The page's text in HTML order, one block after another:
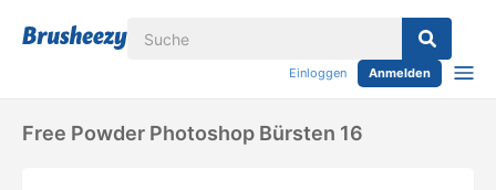
Einloggen Anmelden
Free Powder Photoshop Bürsten 16